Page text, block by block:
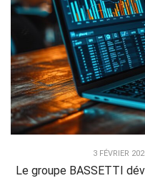
3 FÉVRIER
Le groupe BASSETTI